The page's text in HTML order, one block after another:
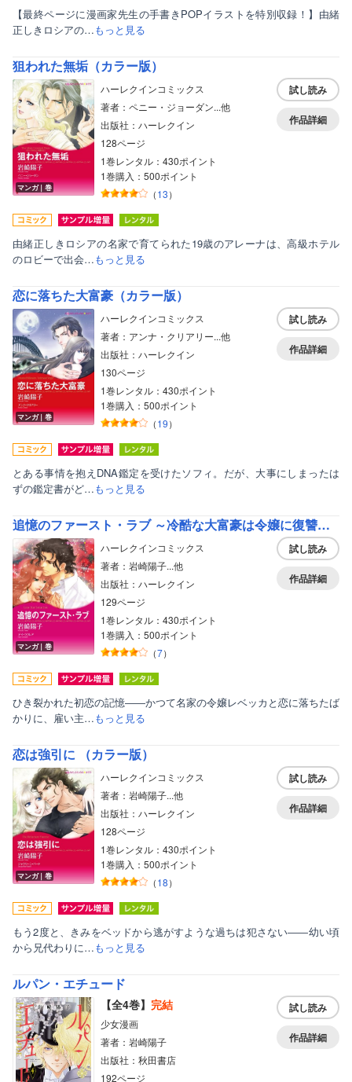
【最終ページに漫画家先生の手書きPOPイラストを特別収録！】由緒
正しきロシアの…もっと見る
狙われた無垢（カラー版）
マンガ｜巻
ハーレクインコミックス
著者：ペニー・ジョーダン...他
出版社：ハーレクイン
128ページ
1巻レンタル：430ポイント
1巻購入：500ポイント
（13）
試し読み
作品詳細
由緒正しきロシアの名家で育てられた19歳のアレーナは、高級ホテル
のロビーで出会…もっと見る
恋に落ちた大富豪（カラー版）
マンガ｜巻
ハーレクインコミックス
著者：アンナ・クリアリー...他
出版社：ハーレクイン
130ページ
1巻レンタル：430ポイント
1巻購入：500ポイント
（19）
試し読み
作品詳細
とある事情を抱えDNA鑑定を受けたソフィ。だが、大事にしまったは
ずの鑑定書がど…もっと見る
追憶のファースト・ラブ ～冷酷な大富豪は令嬢に復讐する～（カラー版）
マンガ｜巻
ハーレクインコミックス
著者：岩崎陽子...他
出版社：ハーレクイン
129ページ
1巻レンタル：430ポイント
1巻購入：500ポイント
（7）
試し読み
作品詳細
ひき裂かれた初恋の記憶――かつて名家の令嬢レベッカと恋に落ちたば
かりに、雇い主…もっと見る
恋は強引に （カラー版）
マンガ｜巻
ハーレクインコミックス
著者：岩崎陽子...他
出版社：ハーレクイン
128ページ
1巻レンタル：430ポイント
1巻購入：500ポイント
（18）
試し読み
作品詳細
もう2度と、きみをベッドから逃がすような過ちは犯さない――幼い頃
から兄代わりに…もっと見る
ルパン・エチュード
【全4巻】 完結
少女漫画
著者：岩崎陽子
出版社：秋田書店
192ページ
試し読み
作品詳細
美女・美少女
女性写真集